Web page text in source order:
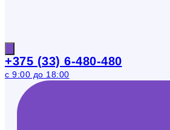
+375 (33) 6-480-480
с 9:00 до 18:00